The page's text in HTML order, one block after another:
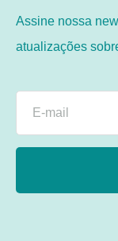
Assine nossa
atualizações